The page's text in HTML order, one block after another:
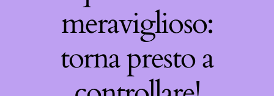
meraviglioso:
torna presto a